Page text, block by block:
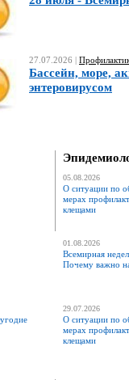
27.07.2026 |
Бассейн, море,
энтеровирусом
05.08.2026
О ситуации по
мерах
клещами
01.08.2026
Всемирная
Почему важно
29.07.2026
О ситуации по
мерах
клещами